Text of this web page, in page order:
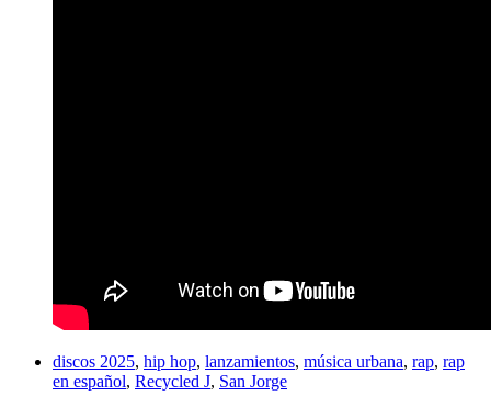
discos 2025, hip hop, lanzamientos, música urbana, rap, rap
en español, Recycled J, San Jorge